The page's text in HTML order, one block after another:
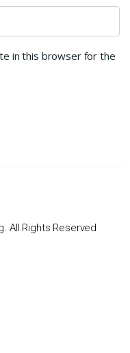
in this browser for the
All Rights Reserved